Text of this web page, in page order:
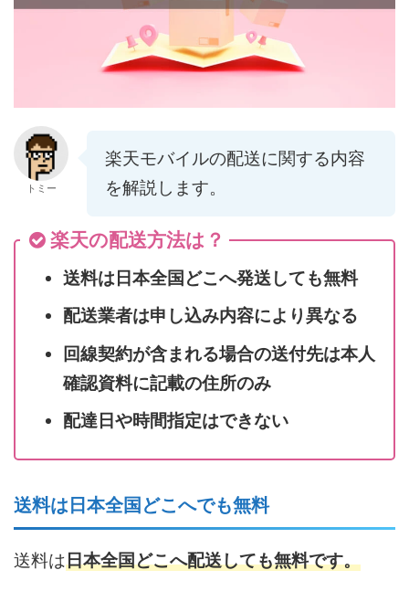
トミー
楽天モバイルの配送に関する内容
を解説します。
楽天の配送方法は？
送料は日本全国どこへ発送しても無料
配送業者は申し込み内容により異なる
回線契約が含まれる場合の送付先は本人
確認資料に記載の住所のみ
配達日や時間指定はできない
送料は日本全国どこへでも無料
送料は日本全国どこへ配送しても無料です。